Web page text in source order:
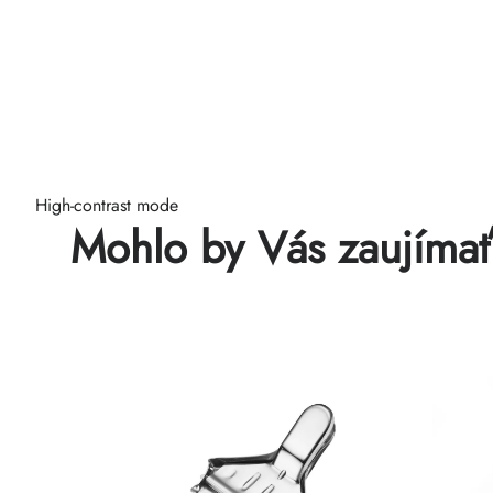
High-contrast mode
Mohlo by Vás zaujímať